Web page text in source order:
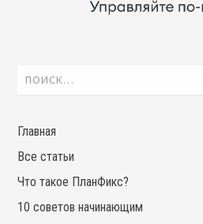
Найти:
Главная
Все статьи
Что такое ПланФикс?
10 советов начинающим